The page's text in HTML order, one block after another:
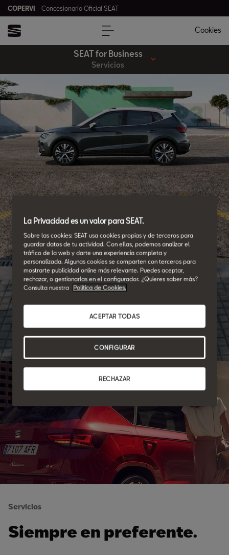
COPERVI Concesionario Oficial SEAT
Cookies
SEAT for Business
Servicios
SEAT for Business
Seamos socios.
Cubrimos las necesidades de movilidad de tu empresa
Servicios
Siempre en preferente.
La Privacidad es un valor para SEAT.
Sobre las cookies: SEAT usa cookies propias y de terceros para
guardar datos de tu actividad. Con ellas, podemos analizar el
tráfico de la web y darte una experiencia completa y
personalizada. Algunas cookies se comparten con terceros para
mostrarte publicidad online más relevante. Puedes aceptar,
rechazar, o gestionarlas en el configurador. ¿Quieres saber más?
Consulta nuestra
Política de Cookies.
RECHAZAR
ACEPTAR TODAS
CONFIGURAR